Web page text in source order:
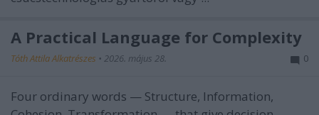
A Practical Language for Complexity
Tóth Attila Alkatrészes • 2026. május 28. 0
Four ordinary words — Structure, Information,